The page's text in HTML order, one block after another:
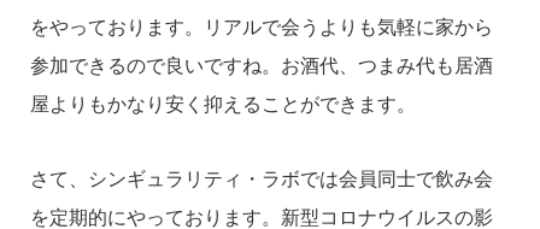
をやっております。
リアルで会うよりも気軽に家から
参加できるので良いですね。 お酒代、つまみ代も居酒
屋よりもかなり安く抑えることができます。
さて、シンギュラリティ・ラボでは会員同士で飲み会
を定期的にやっております。 新型コロナウイルスの影